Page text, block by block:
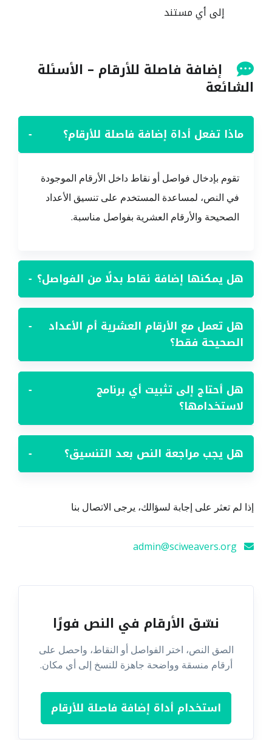
إلى أي مستند
إضافة فاصلة للأرقام – الأسئلة
الشائعة
ماذا تفعل أداة إضافة فاصلة للأرقام؟ −
تقوم بإدخال فواصل أو نقاط داخل الأرقام الموجودة
في النص، لمساعدة المستخدم على تنسيق الأعداد
الصحيحة والأرقام العشرية بفواصل مناسبة.
هل يمكنها إضافة نقاط بدلًا من الفواصل؟ −
هل تعمل مع الأرقام العشرية أم الأعداد
الصحيحة فقط؟
−
هل أحتاج إلى تثبيت أي برنامج
لاستخدامها؟
−
هل يجب مراجعة النص بعد التنسيق؟ −
إذا لم تعثر على إجابة لسؤالك، يرجى الاتصال بنا
نسّق الأرقام في النص فورًا
الصق النص، اختر الفواصل أو النقاط، واحصل على
أرقام منسقة وواضحة جاهزة للنسخ إلى أي مكان.
استخدام أداة إضافة فاصلة للأرقام